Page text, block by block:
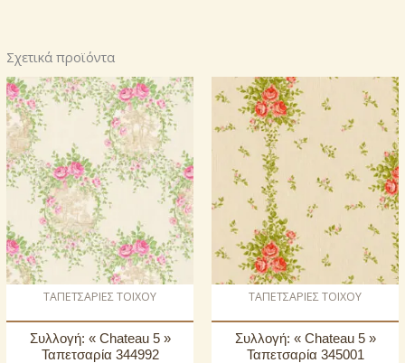
Σχετικά προϊόντα
ΤΑΠΕΤΣΑΡΙΕΣ ΤΟΙΧΟΥ
Συλλογή: « Chateau 5 »
Ταπετσαρία 344992
ΤΑΠΕΤΣΑΡΙΕΣ ΤΟΙΧΟΥ
Συλλογή: « Chateau 5 »
Ταπετσαρία 345001